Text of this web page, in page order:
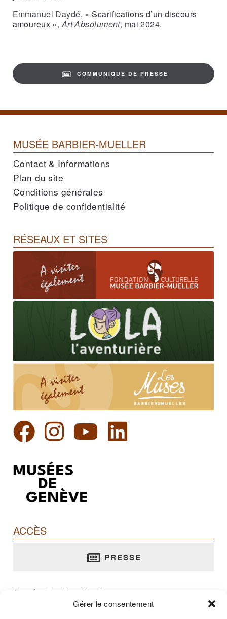
Gérer le consentement
Emmanuel Daydé, « Scarifications d’un discours
amoureux », Art Absolument, mai 2024.
COMMUNIQUÉ DE PRESSE
MUSÉE BARBIER-MUELLER
Contact & Informations
Plan du site
Conditions générales
Politique de confidentialité
RÉSEAUX ET SITES
ACCÈS
PRESSE
Musée Barbier-Mueller
rue Jean-Calvin, 10 - 1204 Genève